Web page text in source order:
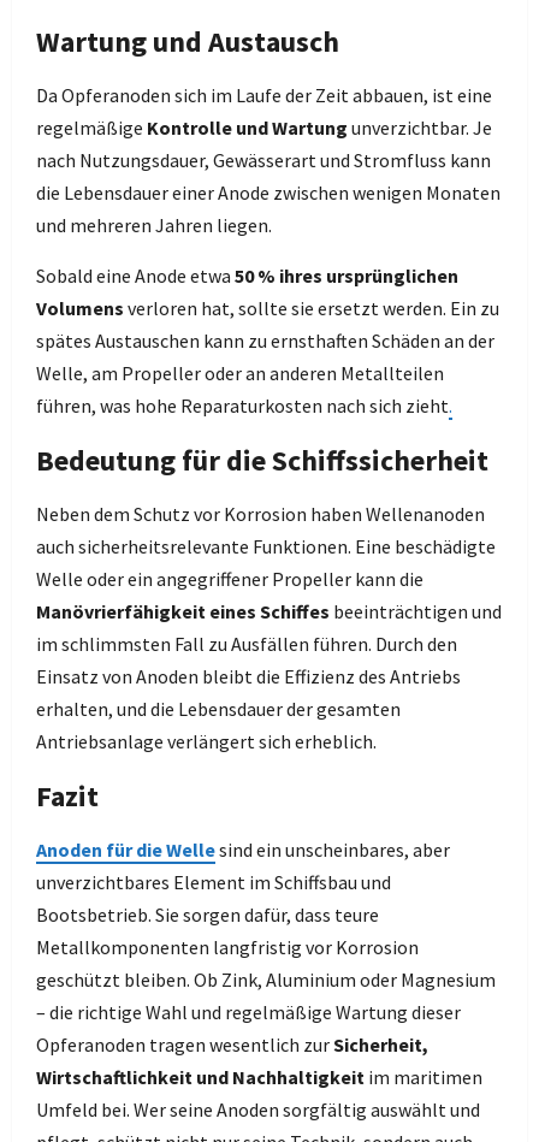
Wartung und Austausch
Da Opferanoden sich im Laufe der Zeit abbauen, ist eine
regelmäßige Kontrolle und Wartung unverzichtbar. Je
nach Nutzungsdauer, Gewässerart und Stromfluss kann
die Lebensdauer einer Anode zwischen wenigen Monaten
und mehreren Jahren liegen.
Sobald eine Anode etwa 50 % ihres ursprünglichen
Volumens verloren hat, sollte sie ersetzt werden. Ein zu
spätes Austauschen kann zu ernsthaften Schäden an der
Welle, am Propeller oder an anderen Metallteilen
führen, was hohe Reparaturkosten nach sich zieht.
Bedeutung für die Schiffssicherheit
Neben dem Schutz vor Korrosion haben Wellenanoden
auch sicherheitsrelevante Funktionen. Eine beschädigte
Welle oder ein angegriffener Propeller kann die
Manövrierfähigkeit eines Schiffes beeinträchtigen und
im schlimmsten Fall zu Ausfällen führen. Durch den
Einsatz von Anoden bleibt die Effizienz des Antriebs
erhalten, und die Lebensdauer der gesamten
Antriebsanlage verlängert sich erheblich.
Fazit
Anoden für die Wellesind ein unscheinbares, aber
unverzichtbares Element im Schiffsbau und
Bootsbetrieb. Sie sorgen dafür, dass teure
Metallkomponenten langfristig vor Korrosion
geschützt bleiben. Ob Zink, Aluminium oder Magnesium
– die richtige Wahl und regelmäßige Wartung dieser
Opferanoden tragen wesentlich zurSicherheit,
Wirtschaftlichkeit und Nachhaltigkeit im maritimen
Umfeld bei. Wer seine Anoden sorgfältig auswählt und